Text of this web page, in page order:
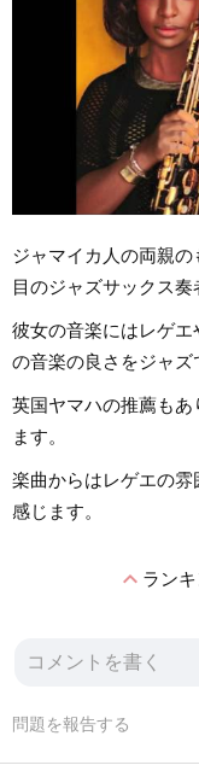
ジャマイカ人の両親
目のジャズサックス奏
彼女の音楽にはレゲ
の音楽の良さをジャズ
英国ヤマハの推薦も
ます。
楽曲からはレゲエの
感じます。
expand_lessラン
問題を報告する